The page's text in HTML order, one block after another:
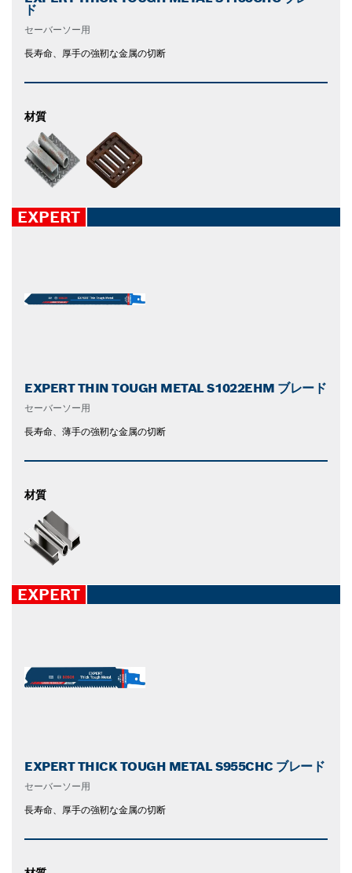
ド
セーバーソー用
長寿命、厚手の強靭な金属の切断
材質
EXPERT
EXPERT THIN TOUGH METAL S1022EHM ブレード
セーバーソー用
長寿命、薄手の強靭な金属の切断
材質
EXPERT
EXPERT THICK TOUGH METAL S955CHC ブレード
セーバーソー用
長寿命、厚手の強靭な金属の切断